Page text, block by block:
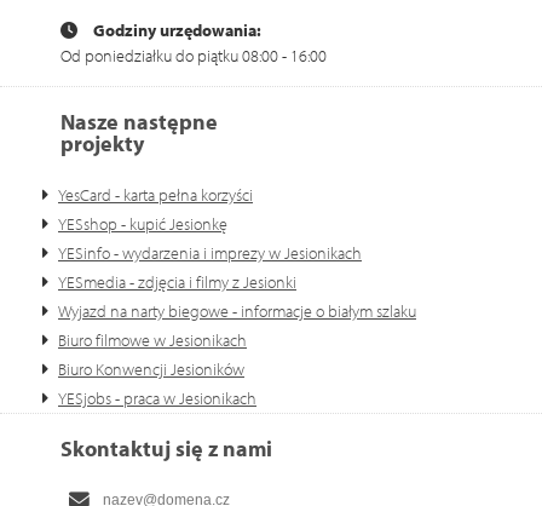
Godziny urzędowania:
Od poniedziałku do piątku 08:00 - 16:00
Nasze następne
projekty
YesCard - karta pełna korzyści
YESshop - kupić Jesionkę
YESinfo - wydarzenia i imprezy w Jesionikach
YESmedia - zdjęcia i filmy z Jesionki
Wyjazd na narty biegowe - informacje o białym szlaku
Biuro filmowe w Jesionikach
Biuro Konwencji Jesioników
YESjobs - praca w Jesionikach
Skontaktuj się z nami